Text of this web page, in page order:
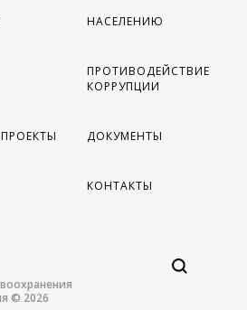
НАСЕЛЕНИЮ
ПРОТИВОДЕЙСТВИЕ
КОРРУПЦИИ
ДОКУМЕНТЫ
КОНТАКТЫ
© 2026
ТЕРРОРИЗМУ И